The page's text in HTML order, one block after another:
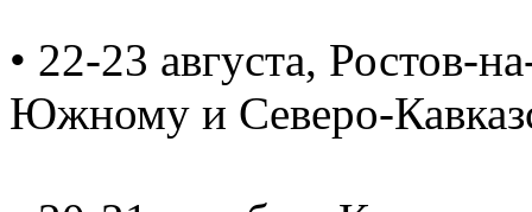
• 22-23 августа, Ростов-
Южному и Северо-